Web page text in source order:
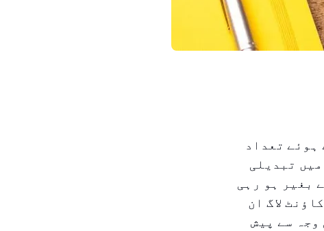
ہوئے تعداد
تبدیلی
بغیر ہو رہی
لاگ ان
وجہ سے پیش